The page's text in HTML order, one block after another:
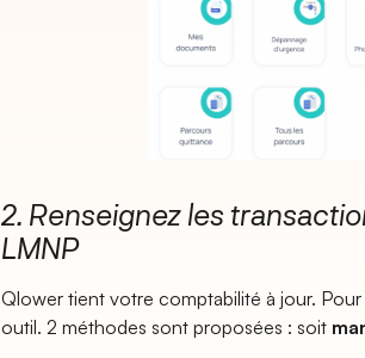
2. Renseignez les
LMNP
Qlower tient votre comptabilité à jour.
outil. 2 méthodes sont proposées : soit